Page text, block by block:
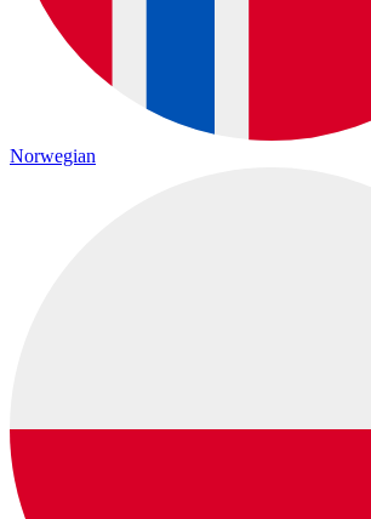
Norwegian